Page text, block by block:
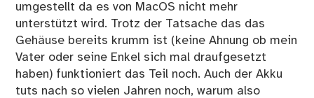
umgestellt da es von MacOS nicht mehr
unterstützt wird. Trotz der Tatsache das das
Gehäuse bereits krumm ist (keine Ahnung ob mein
Vater oder seine Enkel sich mal draufgesetzt
haben) funktioniert das Teil noch. Auch der Akku
tuts nach so vielen Jahren noch, warum also